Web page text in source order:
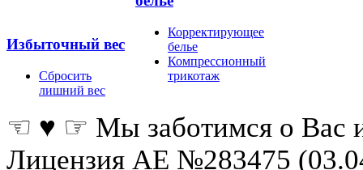
Избыточный вес
Сбросить
лишний вес
Корректирующее
белье
Компрессионный
трикотаж
☜ ♥ ☞ Мы заботимся о Вас
Лицензия АЕ №283475